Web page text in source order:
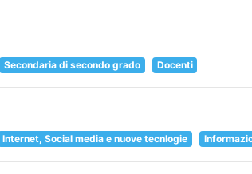
Secondaria di secondo grado Docenti
Internet, Social media e nuove tecnlogie